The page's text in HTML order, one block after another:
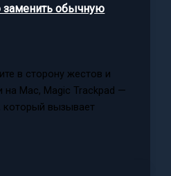
заменить обычную
в сторону жестов и
на Mac, Magic Trackpad —
который вызывает